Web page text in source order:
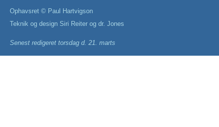
Ophavsret © Paul Hartvigson
Teknik og design Siri Reiter og dr. Jones
Senest redigeret torsdag d. 21. marts